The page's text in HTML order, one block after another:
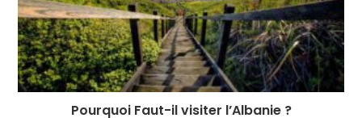
Pourquoi Faut-il visiter l’Albanie ?